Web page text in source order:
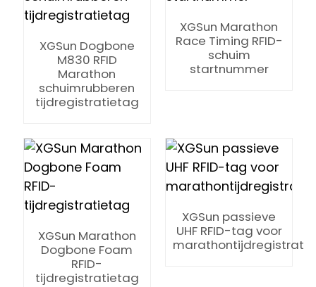
XGSun Dogbone
M830 RFID
Marathon
schuimrubberen
tijdregistratietag
XGSun Marathon
Race Timing RFID-
schuim
startnummer
XGSun Marathon
Dogbone Foam
RFID-
tijdregistratietag
XGSun passieve
UHF RFID-tag voor